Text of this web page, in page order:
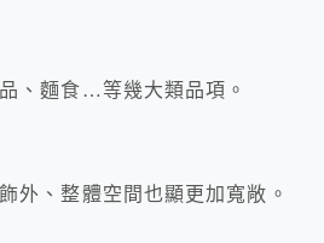
、麵食…等幾大類品項。
外、整體空間也顯更加寬敞。